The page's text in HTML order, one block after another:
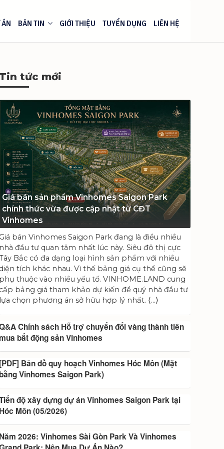
ÁN BẢN TIN GIỚI THIỆU TUYỂN DỤNG LIÊN HỆ
Tin tức mới
Giá bán sản phẩm Vinhomes Saigon Park
chính thức vừa được cập nhật từ CĐT
Vinhomes
Giá bán Vinhomes Saigon Park đang là điều nhiều
nhà đầu tư quan tâm nhất lúc này. Siêu đô thị cực
Bắc có đa dạng loại hình sản phẩm với nhiều
diện tích khác nhau. Vì thế bảng giá cụ thể cũng sẽ
phụ thuộc vào nhiều yếu tố. VINHOME.LAND cung
cấp bảng giá tham khảo dự kiến để quý nhà đầu tư
lựa chọn phương án sở hữu hợp lý nhất. ⟨…⟩
Chính sách Hỗ trợ chuyển đổi vàng thành tiền
mua bất động sản Vinhomes
[PDF] Bản đồ quy hoạch Vinhomes Hóc Môn (Mặt
bằng Vinhomes Saigon Park)
độ xây dựng dự án Vinhomes Saigon Park tại
Hóc Môn (05/2026)
Năm 2026: Vinhomes Sài Gòn Park Và Vinhomes